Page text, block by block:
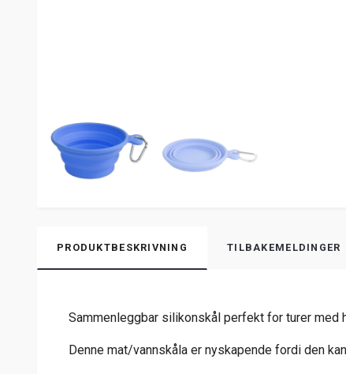
PRODUKTBESKRIVNING TILBAKEMELDINGER
Sammenleggbar silikonskål perfekt for turer med
Denne mat/vannskåla er nyskapende fordi den